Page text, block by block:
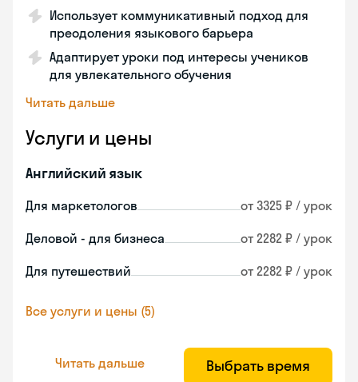
Использует коммуникативный подход для
преодоления языкового барьера
Адаптирует уроки под интересы учеников
для увлекательного обучения
Читать дальше
Услуги и цены
Английский язык
Для маркетологов от 3325 ₽ / урок
Деловой - для бизнеса от 2282 ₽ / урок
Для путешествий от 2282 ₽ / урок
Все услуги и цены (5)
Читать дальше Выбрать время